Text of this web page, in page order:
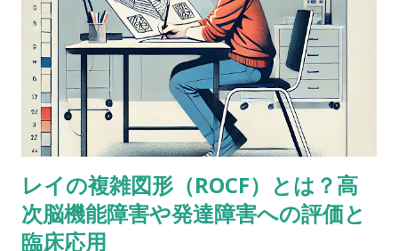
度はまったく問題なく保たれていた。-Miriam という問題提起
に対するスレッドのようだ。 私も以前に何度か同じようなパタ
ーンに出会ったことがあって似たようなことを考えたことがあ
るけど、ぜんぜん専門外だったから。あなたももう考えてるだ
ろうけど、語音整列はたぶんより複雑な課題だと思う。という
のも、数唱のように単に数字を扱うんじゃなくって、（文字と
数字という）二種類の情報を使ってそれを切り替えながら作業
しなきゃいけないから。被験者が教示を理解して、すべてをす
っかり頭に入れることができたという手応えはありました
か？ これ（語音整列）を実行するにはいくつかの操作が必要
レイの複雑図形（ROCF）とは？高
次脳機能障害や発達障害への評価と
臨床応用